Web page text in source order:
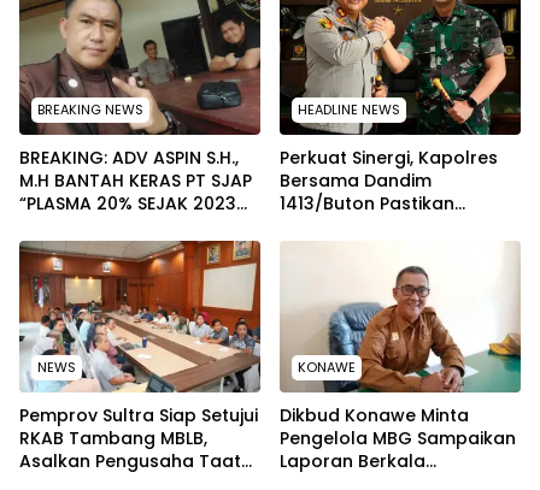
BREAKING NEWS
BREAKING: ADV ASPIN S.H.,
M.H BANTAH KERAS PT SJAP
“PLASMA 20% SEJAK 2023
WARGA WAWOONE!
HEADLINE NEWS
Perkuat Sinergi, Kapolres
Bersama Dandim
1413/Buton Pastikan
Terjaga
NEWS
Pemprov Sultra Siap Setujui
RKAB Tambang MBLB,
Asalkan Pengusaha Taat
KONAWE
Dikbud Konawe Minta
Pengelola MBG Sampaikan
Laporan Berkala